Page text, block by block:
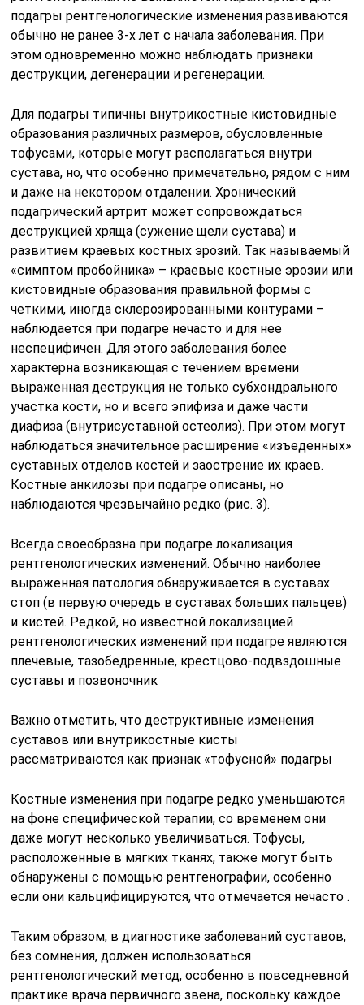
подагры рентгенологические изменения развиваются
обычно не ранее 3-х лет с начала заболевания. При
этом одновременно можно наблюдать признаки
деструкции, дегенерации и регенерации.
Для подагры типичны внутрикостные кистовидные
образования различных размеров, обусловленные
тофусами, которые могут располагаться внутри
сустава, но, что особенно примечательно, рядом с ним
и даже на некотором отдалении. Хронический
подагрический артрит может сопровождаться
деструкцией хряща (сужение щели сустава) и
развитием краевых костных эрозий. Так называемый
«симптом пробойника» – краевые костные эрозии или
кистовидные образования правильной формы с
четкими, иногда склерозированными контурами –
наблюдается при подагре нечасто и для нее
неспецифичен. Для этого заболевания более
характерна возникающая с течением времени
выраженная деструкция не только субхондрального
участка кости, но и всего эпифиза и даже части
диафиза (внутрисуставной остеолиз). При этом могут
наблюдаться значительное расширение «изъеденных»
суставных отделов костей и заострение их краев.
Костные анкилозы при подагре описаны, но
наблюдаются чрезвычайно редко (рис. 3).
Всегда своеобразна при подагре локализация
рентгенологических изменений. Обычно наиболее
выраженная патология обнаруживается в суставах
стоп (в первую очередь в суставах больших пальцев)
и кистей. Редкой, но известной локализацией
рентгенологических изменений при подагре являются
плечевые, тазобедренные, крестцово-подвздошные
суставы и позвоночник
Важно отметить, что деструктивные изменения
суставов или внутрикостные кисты
рассматриваются как признак «тофусной» подагры
Костные изменения при подагре редко уменьшаются
на фоне специфической терапии, со временем они
даже могут несколько увеличиваться. Тофусы,
расположенные в мягких тканях, также могут быть
обнаружены с помощью рентгенографии, особенно
если они кальцифицируются, что отмечается нечасто .
Таким образом, в диагностике заболеваний суставов,
без сомнения, должен использоваться
рентгенологический метод, особенно в повседневной
практике врача первичного звена, поскольку каждое